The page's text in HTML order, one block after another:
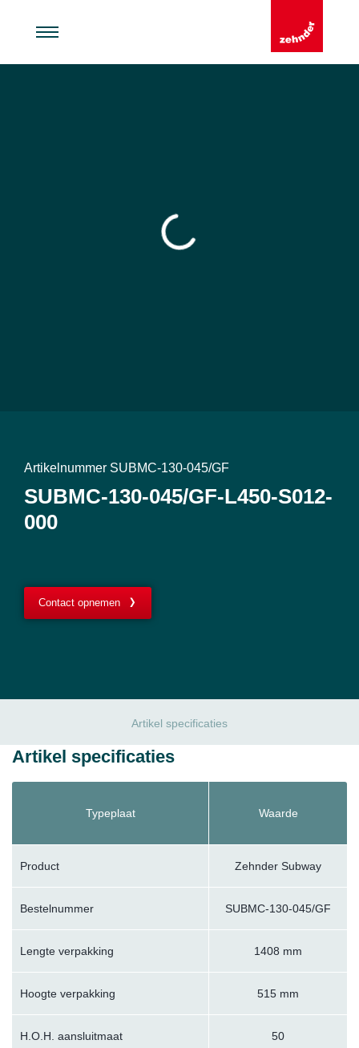
Artikelnummer SUBMC-130-045/GF
SUBMC-130-045/GF-L450-S012-
000
Contact opnemen
Artikel specificaties
Artikel specificaties
Typeplaat Waarde
Product Zehnder Subway
Bestelnummer SUBMC-130-045/GF
Lengte verpakking 1408 mm
Hoogte verpakking 515 mm
H.O.H. aansluitmaat 50